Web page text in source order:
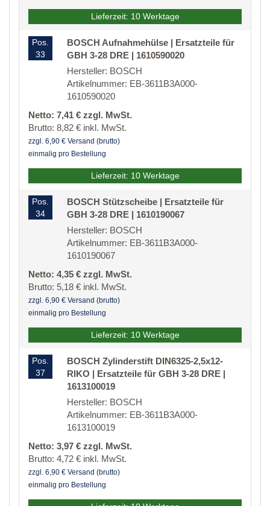
Lieferzeit: 10 Werktage
Pos.
33
BOSCH Aufnahmehülse | Ersatzteile für
GBH 3-28 DRE | 1610590020
Hersteller: BOSCH
Artikelnummer: EB-3611B3A000-
1610590020
Netto: 7,41 € zzgl. MwSt.
Brutto: 8,82 € inkl. MwSt.
zzgl. 6,90 € Versand (brutto)
einmalig pro Bestellung
Lieferzeit: 10 Werktage
Pos.
34
BOSCH Stützscheibe | Ersatzteile für
GBH 3-28 DRE | 1610190067
Hersteller: BOSCH
Artikelnummer: EB-3611B3A000-
1610190067
Netto: 4,35 € zzgl. MwSt.
Brutto: 5,18 € inkl. MwSt.
zzgl. 6,90 € Versand (brutto)
einmalig pro Bestellung
Lieferzeit: 10 Werktage
Pos.
37
BOSCH Zylinderstift DIN6325-2,5x12-
RIKO | Ersatzteile für GBH 3-28 DRE |
1613100019
Hersteller: BOSCH
Artikelnummer: EB-3611B3A000-
1613100019
Netto: 3,97 € zzgl. MwSt.
Brutto: 4,72 € inkl. MwSt.
zzgl. 6,90 € Versand (brutto)
einmalig pro Bestellung